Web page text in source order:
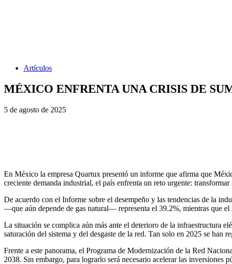
Artículos
MÉXICO ENFRENTA UNA CRISIS DE
5 de agosto de 2025
En México la empresa Quartux presentó un informe que afirma que
creciente demanda industrial, el país enfrenta un reto urgente:
De acuerdo con el Informe sobre el desempeño y las tendencias de la
—que aún depende de gas natural— representa el 39.2%, mientras que
La situación se complica aún más ante el deterioro de la infraestructura
saturación del sistema y del desgaste de la red. Tan solo en 2025 se han
Frente a este panorama, el Programa de Modernización de la Red
2038. Sin embargo, para lograrlo será necesario acelerar las inversiones